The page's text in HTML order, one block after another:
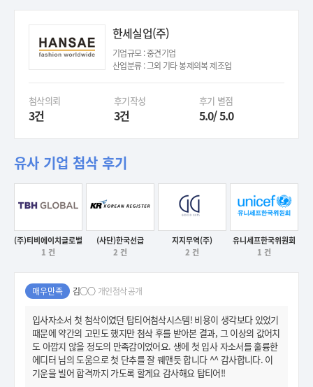
한세실업(주)
기업규모 : 중견기업
산업분류 : 그외 기타 봉제의복 제조업
첨삭의뢰
3건
후기작성
3건
후기 별점
5.0/ 5.0
유사 기업 첨삭 후기
후기보기
(주)티비에이치글로벌
1 건
후기보기
(사단)한국선급
2 건
후기보기
지지무역(주)
2 건
후기보기
유니세프한국위원회
1 건
매우만족 김○○ 개인첨삭 공개
입사자소서 첫 첨삭이였던 탑티어첨삭시스템! 비용이 생각보다 있었기
때문에 약간의 고민도 했지만 첨삭 후를 받아본 결과, 그 이상의 값어치
도 아깝지 않을 정도의 만족감이었어요. 생에 첫 입사 자소서를 훌륭한
에디터 님의 도움으로 첫 단추를 잘 꿰맨듯 합니다 ^^ 감사합니다. 이
기운을 빌어 합격까지 가도록 할게요 감사해요 탑티어!!